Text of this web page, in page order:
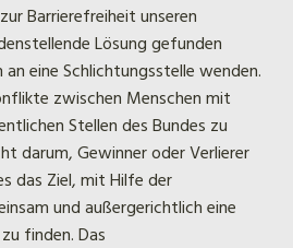
Barrierefreiheit unseren
Lösung gefunden
eine Schlichtungsstelle wenden.
zwischen Menschen mit
Stellen des Bundes zu
darum, Gewinner oder Verlierer
das Ziel, mit Hilfe der
und außergerichtlich eine
finden. Das